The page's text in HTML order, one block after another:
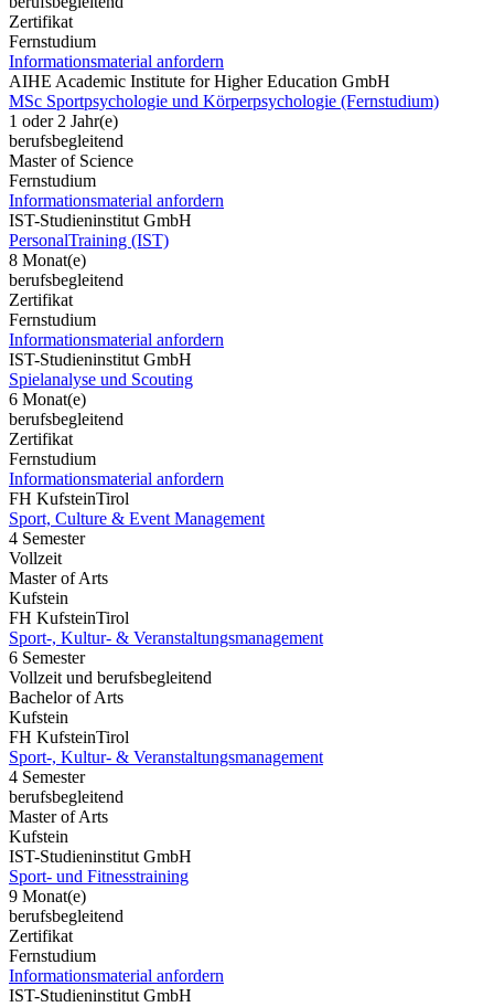
Zertifikat
Fernstudium
Informationsmaterial anfordern
AIHE Academic Institute for Higher Education GmbH
MSc Sportpsychologie und Körperpsychologie (Fernstudium)
1 oder 2 Jahr(e)
berufsbegleitend
Master of Science
Fernstudium
Informationsmaterial anfordern
IST-Studieninstitut GmbH
PersonalTraining (IST)
8 Monat(e)
berufsbegleitend
Zertifikat
Fernstudium
Informationsmaterial anfordern
IST-Studieninstitut GmbH
Spielanalyse und Scouting
6 Monat(e)
berufsbegleitend
Zertifikat
Fernstudium
Informationsmaterial anfordern
FH KufsteinTirol
Sport, Culture & Event Management
4 Semester
Vollzeit
Master of Arts
Kufstein
FH KufsteinTirol
Sport-, Kultur- & Veranstaltungsmanagement
6 Semester
Vollzeit und berufsbegleitend
Bachelor of Arts
Kufstein
FH KufsteinTirol
Sport-, Kultur- & Veranstaltungsmanagement
4 Semester
berufsbegleitend
Master of Arts
Kufstein
IST-Studieninstitut GmbH
Sport- und Fitnesstraining
9 Monat(e)
berufsbegleitend
Zertifikat
Fernstudium
Informationsmaterial anfordern
IST-Studieninstitut GmbH